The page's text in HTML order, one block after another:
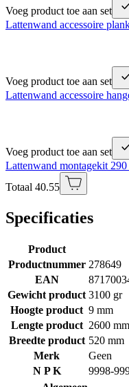
Voeg product toe aan set
Lattenwand accessoire
Voeg product toe aan set
Lattenwand accessoire
Voeg product toe aan set
Lattenwand montagekit 290
Totaal 40.55
Specificaties
Product
Productnummer 278649
EAN
Gewicht product 3100 gr
Hoogte product 9 mm
Lengte product 2600 mm
Breedte product 520 mm
Merk
Geen
N P K
9998-